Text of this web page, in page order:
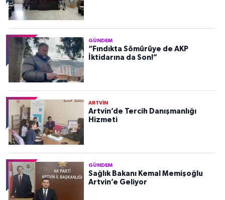
GÜNDEM
“Fındıkta Sömürüye de AKP
İktidarına da Son!”
ARTVİN
Artvin’de Tercih Danışmanlığı
Hizmeti
GÜNDEM
Sağlık Bakanı Kemal Memişoğlu
Artvin’e Geliyor